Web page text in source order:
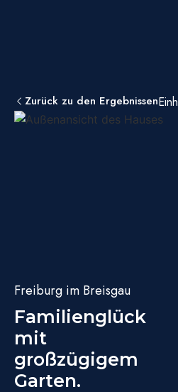
Zurück zu den Ergebnissen
Freiburg im Breisgau
Familienglück
mit
großzügigem
Garten.